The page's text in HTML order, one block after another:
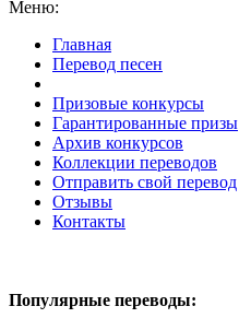
Меню:
Главная
Перевод песен
Призовые конкурсы
Гарантированные призы
Архив конкурсов
Коллекции переводов
Отправить свой перевод
Отзывы
Контакты
Популярные переводы: